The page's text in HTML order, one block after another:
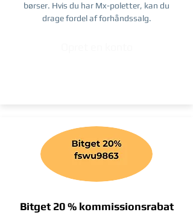
børser. Hvis du har Mx-poletter, kan du
drage fordel af forhåndssalg.
Bitget 20 % kommissionsrabat